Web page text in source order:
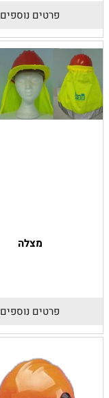
פרטים נוספים
מצלה
פרטים נוספים